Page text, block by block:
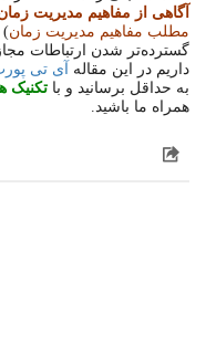
آگاهی از مفاهیم مدیریت
مطلب مفاهیم مدیریت زمان)
گسترده‌تر شدن ارتباطات
داریم در این مقاله
آی تی
به حداقل برسانید و با تکنیک
همراه ما باشید.